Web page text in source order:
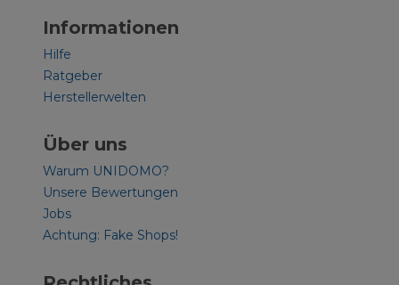
Informationen
Hilfe
Ratgeber
Herstellerwelten
Über uns
Warum UNIDOMO?
Unsere Bewertungen
Jobs
Achtung: Fake Shops!